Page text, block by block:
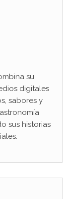
su
digitales
sabores y
sus historias